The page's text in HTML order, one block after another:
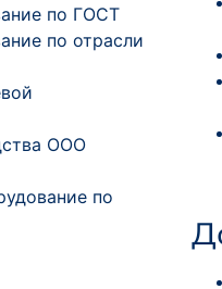
по ГОСТ
по отрасли
ООО
по